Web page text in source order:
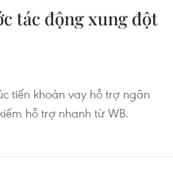
tác động xung đột
tiến khoản vay hỗ trợ ngân
hỗ trợ nhanh từ WB.